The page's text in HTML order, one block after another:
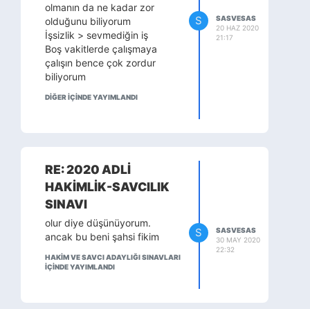
olmanın da ne kadar zor
olduğunu biliyorum
İşsizlik > sevmediğin iş
Boş vakitlerde çalışmaya
çalışın bence çok zordur
biliyorum
DİĞER IÇINDE YAYIMLANDI
S
SASVESAS
20 HAZ 2020
21:17
RE: 2020 ADLİ
HAKİMLİK-SAVCILIK
SINAVI
olur diye düşünüyorum.
ancak bu beni şahsi fikim
HAKİM VE SAVCI ADAYLIĞI SINAVLARI
IÇINDE YAYIMLANDI
S
SASVESAS
30 MAY 2020
22:32